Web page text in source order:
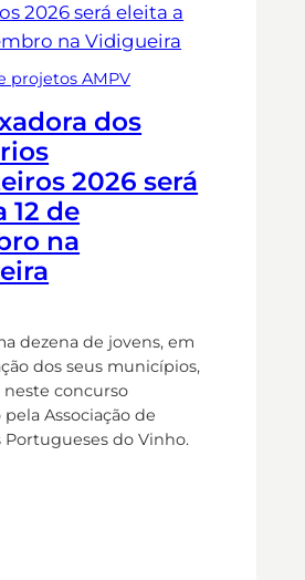
projetos AMPV
dos
2026 será
12 de
na
dezena de jovens, em
dos seus municípios,
concurso
Associação de
do Vinho.